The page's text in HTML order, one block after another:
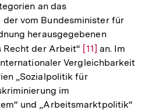
an das
der vom Bundesminister für
herausgegebenen
Recht der Arbeit“ Zur
Auflösung
der
[11] an. Im
Vergleichbarkeit
„Sozialpolitik für
im
und „Arbeitsmarktpolitik“